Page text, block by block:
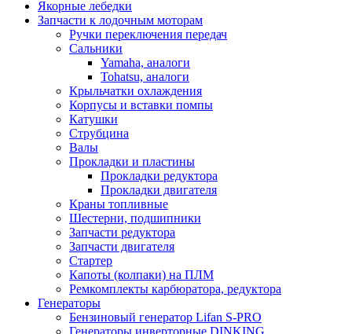
Якорные лебедки
Запчасти к лодочным моторам
Ручки переключения передач
Сальники
Yamaha, аналоги
Tohatsu, аналоги
Крыльчатки охлаждения
Корпусы и вставки помпы
Катушки
Струбцина
Валы
Прокладки и пластины
Прокладки редуктора
Прокладки двигателя
Краны топливные
Шестерни, подшипники
Запчасти редуктора
Запчасти двигателя
Стартер
Капоты (колпаки) на ПЛМ
Ремкомплекты карбюратора, редуктора
Генераторы
Бензиновый генератор Lifan S-PRO
Генераторы инверторные DINKING